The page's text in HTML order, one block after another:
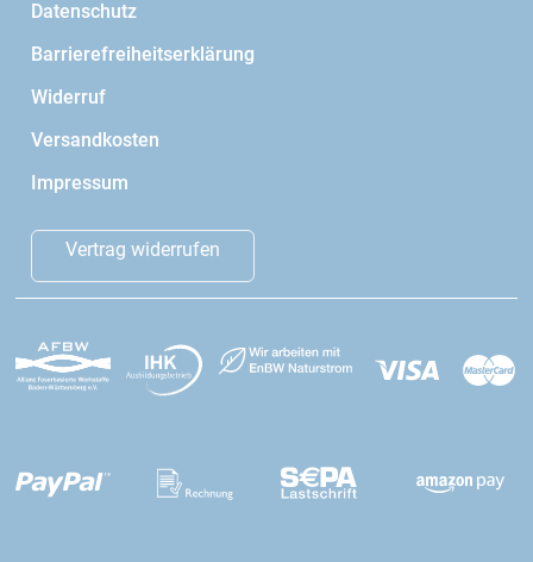
Datenschutz
Barrierefreiheitserklärung
Widerruf
Versandkosten
Impressum
Vertrag widerrufen